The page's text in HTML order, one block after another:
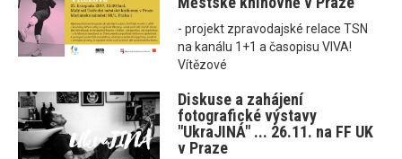
- projekt zpravodajské relace TSN
na kanálu 1+1 a časopisu VIVA!
Vítězové
Diskuse a zahájení
fotografické výstavy
"UkraJINÁ" ... 26.11. na FF UK
v Praze